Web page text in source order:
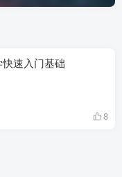
速入门基础
8